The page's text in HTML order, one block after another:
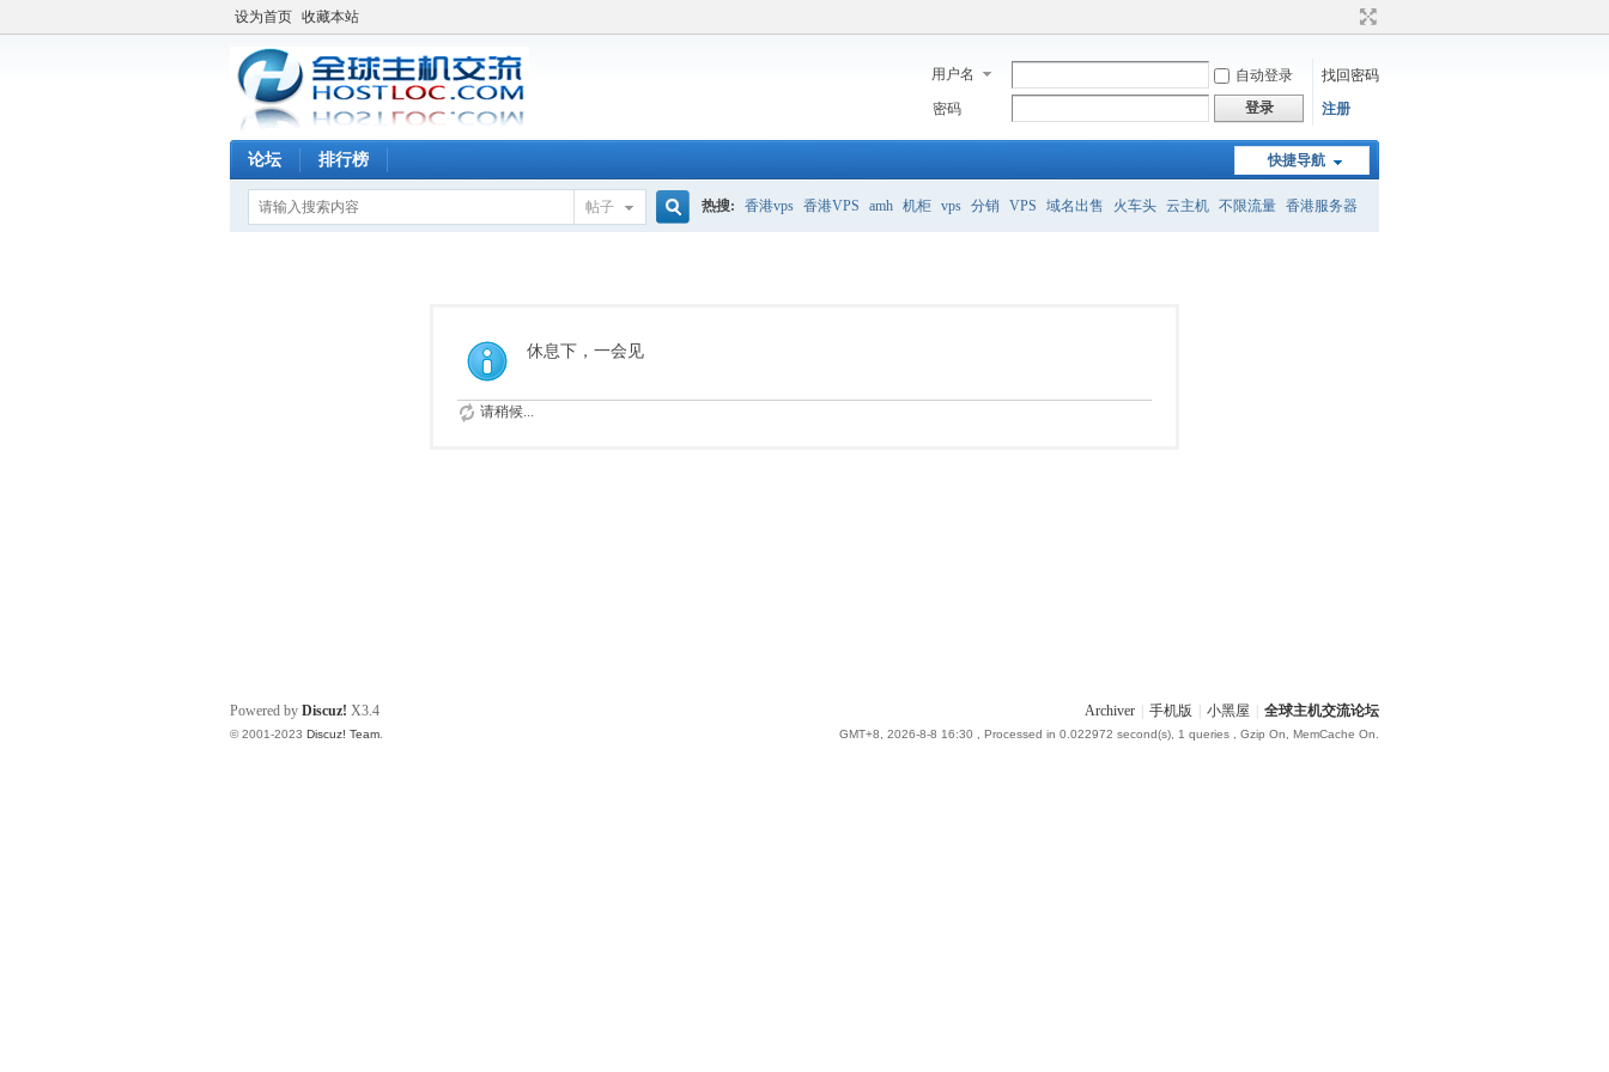
设为首页 收藏本站
用户名 自动登录
找回密码
密码
登录 注册
快捷导航
论坛 排行榜
帖子 热搜: 香港vps 香港VPS amh 机柜 vps 分销 VPS 域名出售 火车头 云主机 不限流量 香港服务器
休息下，一会见
请稍候...
Archiver 手机版 小黑屋 全球主机交流论坛
GMT+8, 2026-8-8 16:30 , Processed in 0.022972 second(s), 1 queries , Gzip On, MemCache On.
Powered by Discuz! X3.4
© 2001-2023 Discuz! Team